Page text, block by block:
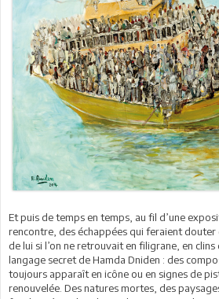
Et puis de temps en temps, au fil d’une
rencontre, des échappées qui feraient douter
de lui si l’on ne retrouvait en filigrane, en
langage secret de Hamda Dniden : des
toujours apparaît en icône ou en signes de
renouvelée. Des natures mortes, des